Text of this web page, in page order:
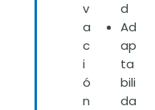
v
a
c
i
ó
n
d
Ad
ap
ta
bili
da